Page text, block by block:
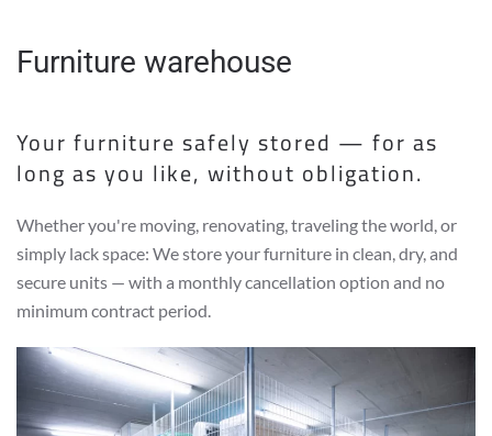
Furniture warehouse
Your furniture safely stored — for as
long as you like, without obligation.
Whether you're moving, renovating, traveling the world, or
simply lack space: We store your furniture in clean, dry, and
secure units — with a monthly cancellation option and no
minimum contract period.